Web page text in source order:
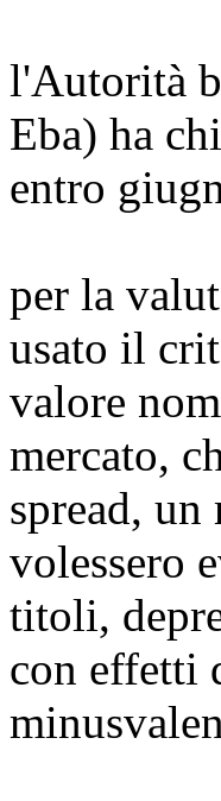
l'Autorità
Eba) ha
entro
per la
usato il
valore
mercato,
spread, un
volessero
titoli,
con effetti